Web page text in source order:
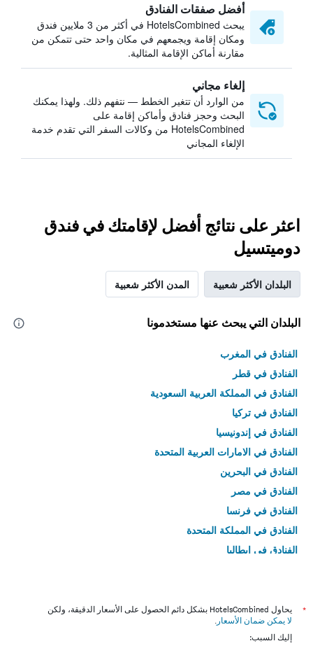
أفضل صفقات الفنادق
يبحث HotelsCombined في أكثر من 3 ملايين فندق
ومكان إقامة ويجمعهم في مكان واحد حتى تتمكن من
مقارنة أماكن الإقامة المثالية.
إلغاء مجاني
من الوارد أن تتغير الخطط — نتفهم ذلك. ولهذا يمكنك
البحث وحجز فنادق وأماكن إقامة على
HotelsCombined من وكالات السفر التي تقدم خدمة
الإلغاء المجاني
اعثر على نتائج أفضل لإقامتك في فندق
دوميتسيل
البلدان الأكثر شعبية المدن الأكثر شعبية
البلدان التي يبحث عنها مستخدمونا
الفنادق في المغرب
الفنادق في قطر
الفنادق في المملكة العربية السعودية
الفنادق في تركيا
الفنادق في إندونيسيا
الفنادق في الامارات العربية المتحدة
الفنادق في البحرين
الفنادق في مصر
الفنادق في فرنسا
الفنادق في المملكة المتحدة
الفنادق في إيطاليا
*
يحاول HotelsCombined بشكل دائم الحصول على الأسعار الدقيقة، ولكن
لا يمكن ضمان الأسعار .
إليك السبب: